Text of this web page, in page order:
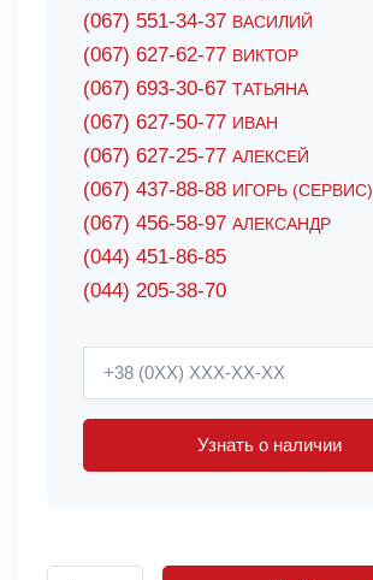
(067) 551-34-37 ВАСИЛИЙ
(067) 627-62-77 ВИКТОР
(067) 693-30-67 ТАТЬЯНА
(067) 627-50-77 ИВАН
(067) 627-25-77 АЛЕКСЕЙ
(067) 437-88-88 ИГОРЬ (СЕРВИС)
(067) 456-58-97 АЛЕКСАНДР
(044) 451-86-85
(044) 205-38-70
Узнать о наличии